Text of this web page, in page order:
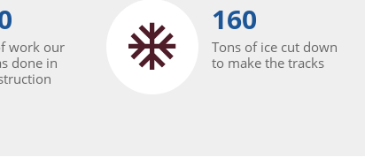
work our
done in
160
Tons of ice cut down
to make the tracks